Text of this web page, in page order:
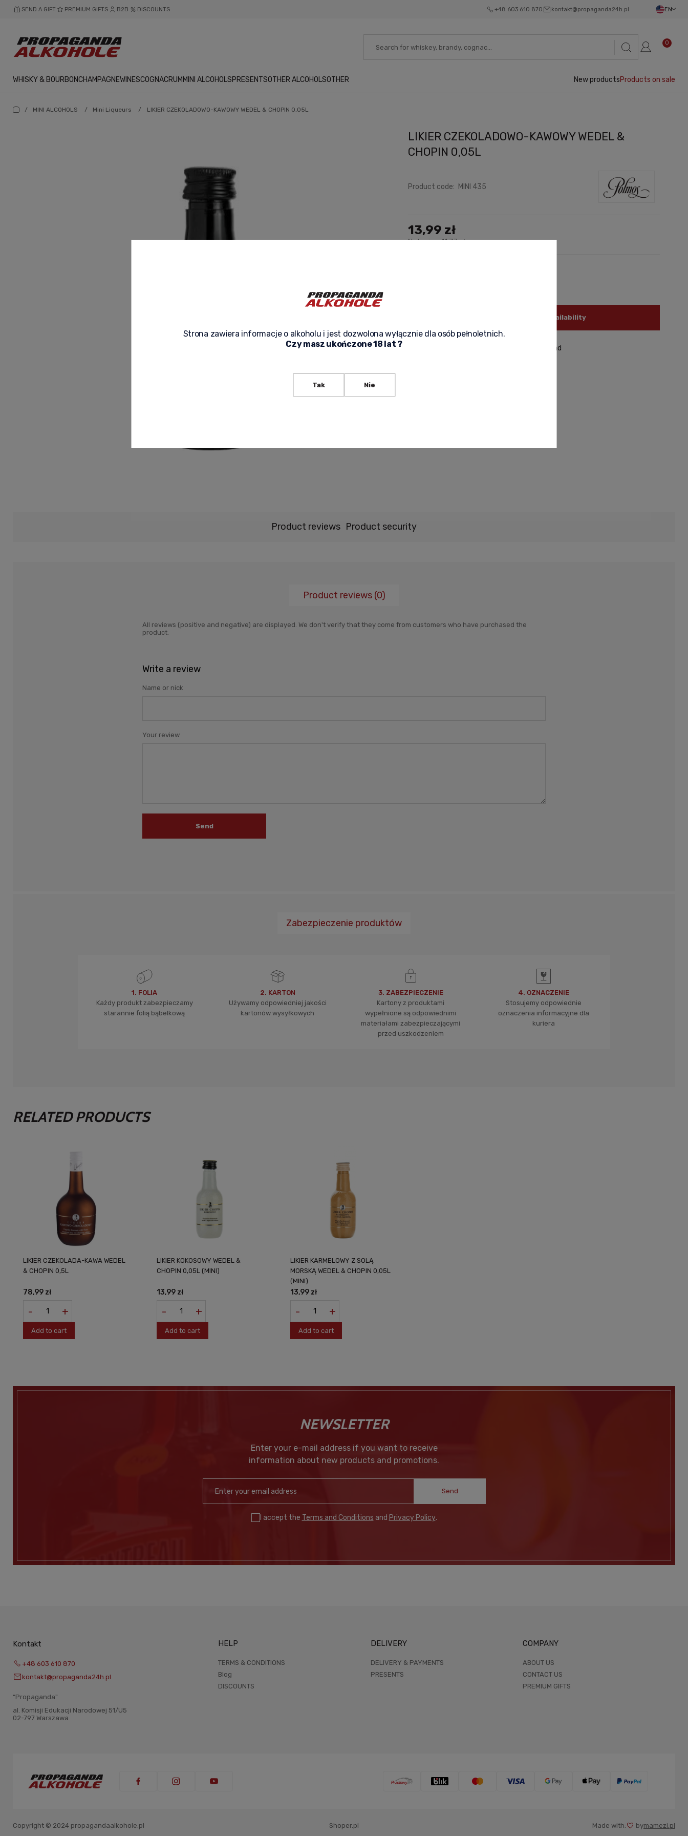
SEND A GIFT PREMIUM GIFTS B2B DISCOUNTS +48 603 610 870 kontakt@propaganda24h.pl EN
0
WHISKY & BOURBONCHAMPAGNEWINESCOGNACRUM MINI ALCOHOLSPRESENTSOTHER ALCOHOLSOTHER New productsProducts on sale
/ MINI ALCOHOLS / Mini Liqueurs / LIKIER CZEKOLADOWO-KAWOWY WEDEL & CHOPIN 0,05L
LIKIER CZEKOLADOWO-KAWOWY WEDEL &
CHOPIN 0,05L
Product code: MINI 435
13,99 zł
Net price:11,37 zł
notify of product availability
recommend to a friend
Product reviews Product security
Product reviews (0)
All reviews (positive and negative) are displayed. We don't verify that they come from customers who have purchased the
product.
Write a review
Name or nick
Your review
Send
Zabezpieczenie produktów
1. FOLIA
Każdy produkt zabezpieczamy
starannie folią bąbelkową
2. KARTON
Używamy odpowiedniej jakości
kartonów wysyłkowych
3. ZABEZPIECZENIE
Kartony z produktami
wypełnione są odpowiednimi
materiałami zabezpieczającymi
przed uszkodzeniem
4. OZNACZENIE
Stosujemy odpowiednie
oznaczenia informacyjne dla
kuriera
RELATED PRODUCTS
LIKIER CZEKOLADA-KAWA WEDEL
& CHOPIN 0,5L
78,99 zł
- +
Add to cart
LIKIER KOKOSOWY WEDEL &
CHOPIN 0,05L (MINI)
13,99 zł
- +
Add to cart
LIKIER KARMELOWY Z SOLĄ
MORSKĄ WEDEL & CHOPIN 0,05L
(MINI)
13,99 zł
- +
Add to cart
NEWSLETTER
Enter your e-mail address if you want to receive
information about new products and promotions.
Send
I accept the Terms and Conditions and Privacy Policy.
Strona zawiera informacje o alkoholu i jest dozwolona wyłącznie dla osób pełnoletnich.
Czy masz ukończone 18 lat ?
Tak Nie
Kontakt
+48 603 610 870
kontakt@propaganda24h.pl
“Propaganda"
al. Komisji Edukacji Narodowej 51/U5
02-797 Warszawa
HELP
TERMS & CONDITIONS
Blog
DISCOUNTS
DELIVERY
DELIVERY & PAYMENTS
PRESENTS
COMPANY
ABOUT US
CONTACT US
PREMIUM GIFTS
Copyright © 2024 propagandaalkohole.pl Shoper.pl Made with: bymamezi.pl